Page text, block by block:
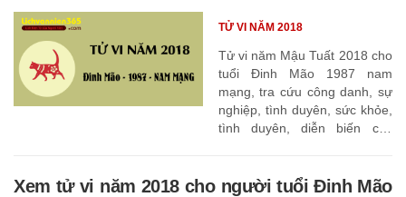
Tử vi năm Mậu Tuất 2018 cho
tuổi Đinh Mão 1987 nam
mạng, tra cứu công danh, sự
nghiệp, tình duyên, sức khỏe,
tình duyên, diễn biến các
TỬ VI NĂM 2018
Xem tử vi năm 2018 cho người tuổi Đinh Mão